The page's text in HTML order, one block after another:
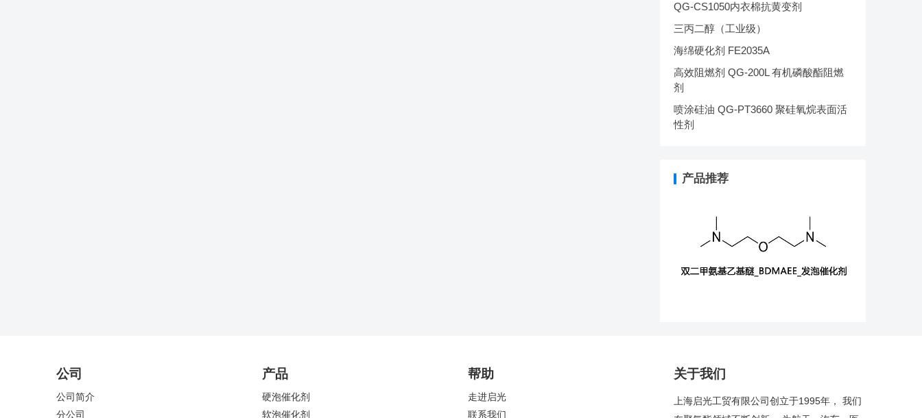
QG-CS1050内衣棉抗黄变剂
三丙二醇（工业级）
海绵硬化剂 FE2035A
高效阻燃剂 QG-200L 有机磷酸酯阻燃
剂
喷涂硅油 QG-PT3660 聚硅氧烷表面活
性剂
产品推荐
公司
公司简介
分公司
产品
硬泡催化剂
软泡催化剂
帮助
走进启光
联系我们
关于我们
上海启光工贸有限公司创立于1995年， 我们